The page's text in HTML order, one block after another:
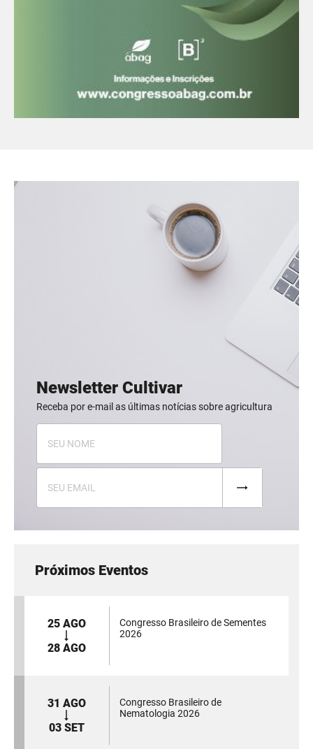
Newsletter Cultivar
Receba por e-mail as últimas notícias sobre agricultura
Próximos Eventos
25 AGO
28 AGO
Congresso Brasileiro de Sementes
2026
31 AGO
03 SET
Congresso Brasileiro de
Nematologia 2026